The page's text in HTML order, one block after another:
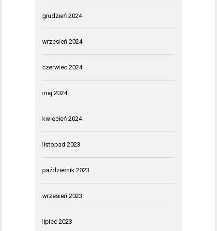
grudzień 2024
wrzesień 2024
czerwiec 2024
maj 2024
kwiecień 2024
listopad 2023
październik 2023
wrzesień 2023
lipiec 2023